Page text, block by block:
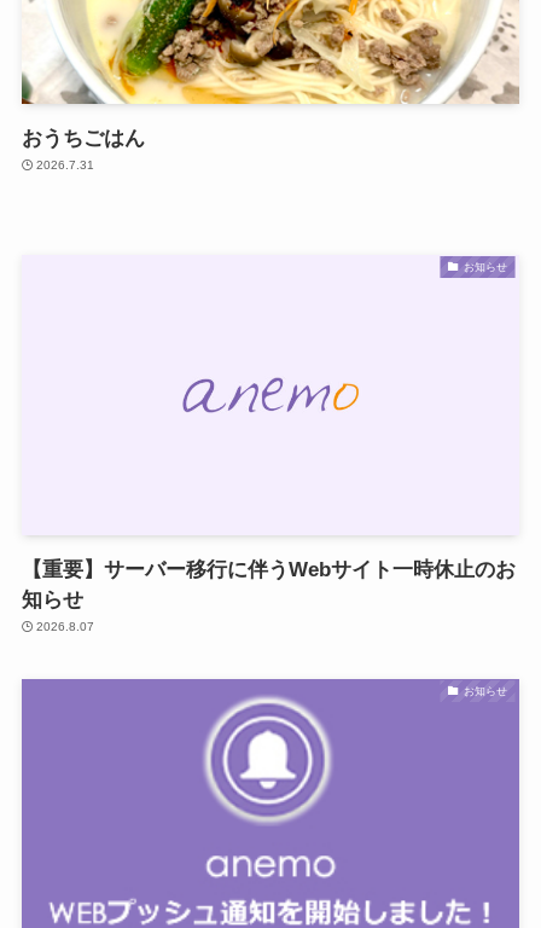
おうちごはん
2026.7.31
お知らせ
【重要】サーバー移行に伴うWebサイト一時休止のお
知らせ
2026.8.07
お知らせ